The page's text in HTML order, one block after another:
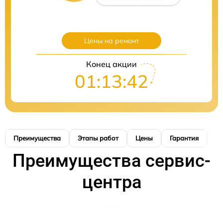
Цены на ремонт
Конец акции
01:13:41
Преимущества Этапы работ Цены Гарантия
Преимущества сервис-
центра